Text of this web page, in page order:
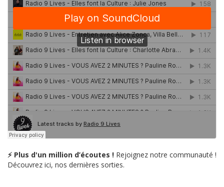
⚡ Plus d'un million d’écoutes ! Rejoignez notre communauté !
Découvrez ici, nos dernières sorties.